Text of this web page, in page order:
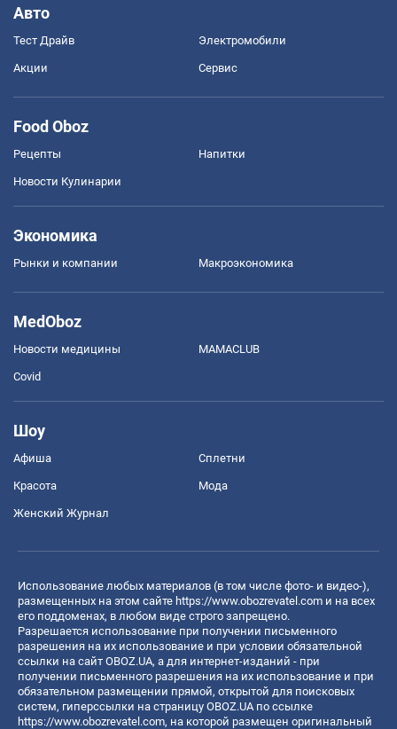
Авто
Тест Драйв Электромобили
Акции Сервис
Food Oboz
Рецепты Напитки
Новости Кулинарии
Экономика
Рынки и компании Mакроэкономика
MedOboz
Новости медицины MAMACLUB
Covid
Шоу
Афиша Сплетни
Красота Мода
Женский Журнал
Использование любых материалов (в том числе фото- и видео-),
размещенных на этом сайте https://www.obozrevatel.com и на всех
его поддоменах, в любом виде строго запрещено.
Разрешается использование при получении письменного
разрешения на их использование и при условии обязательной
ссылки на сайт OBOZ.UA, а для интернет-изданий - при
получении письменного разрешения на их использование и при
обязательном размещении прямой, открытой для поисковых
систем, гиперссылки на страницу OBOZ.UA по ссылке
https://www.obozrevatel.com, на которой размещен оригинальный